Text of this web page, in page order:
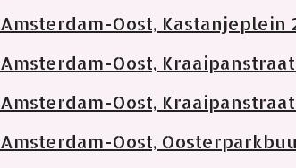
Amsterdam-Oost, Kastanjeplein
Amsterdam-Oost,
Amsterdam-Oost,
Amsterdam-Oost,